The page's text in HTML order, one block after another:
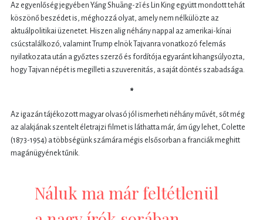
Az egyenlőség jegyében Yáng Shuāng-zǐ és Lin King együtt mondott tehát
köszönő beszédet is, méghozzá olyat, amely nem nélkülözte az
aktuálpolitikai üzenetet. Hiszen alig néhány nappal az amerikai-kínai
csúcstalálkozó, valamint Trump elnök Tajvanra vonatkozó felemás
nyilatkozata után a győztes szerző és fordítója egyaránt kihangsúlyozta,
hogy Tajvan népét is megilleti a szuverenitás, a saját döntés szabadsága.
*
Az igazán tájékozott magyar olvasó jól ismerheti néhány művét, sőt még
az alakjának szentelt életrajzi filmet is láthatta már, ám úgy lehet, Colette
(1873-1954) a többségünk számára mégis elsősorban a franciák meghitt
magánügyének tűnik.
Náluk ma már feltétlenül